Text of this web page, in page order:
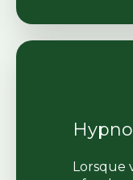
Lorsque